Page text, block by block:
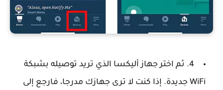
4. ثم اختر جهاز أليكسا الذي تريد توصيله بشبكة
WiFi جديدة. إذا كنت لا ترى جهازك مدرجا، فارجع إلى